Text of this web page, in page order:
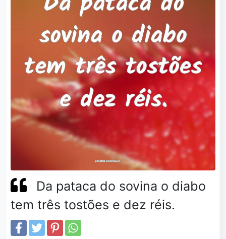
Da pataca do sovina o diabo
tem três tostões e dez réis.